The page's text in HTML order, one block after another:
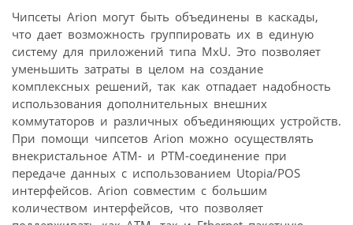
Чипсеты Arion могут быть объединены в каскады,
что дает возможность группировать их в единую
систему для приложений типа MxU. Это позволяет
уменьшить затраты в целом на создание
комплексных решений, так как отпадает надобность
использования дополнительных внешних
коммутаторов и различных объединяющих устройств.
При помощи чипсетов Arion можно осуществлять
внекристальное ATM- и PTM-соединение при
передаче данных с использованием Utopia/POS
интерфейсов. Arion совместим с большим
количеством интерфейсов, что позволяет